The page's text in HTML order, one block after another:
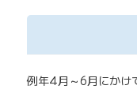
例年4月～6月にかけ